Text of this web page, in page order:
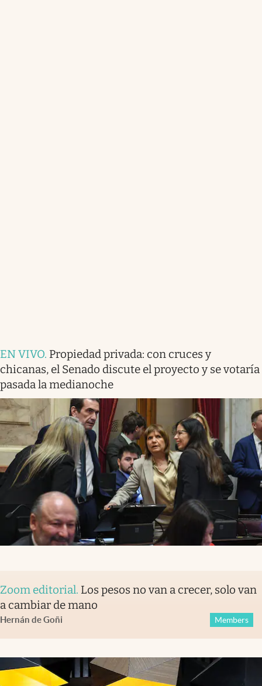
EN VIVO. Propiedad privada: con cruces y
chicanas, el Senado discute el proyecto y se votaría
pasada la medianoche
Zoom editorial. Los pesos no van a crecer, solo van
a cambiar de mano
Hernán de Goñi Members